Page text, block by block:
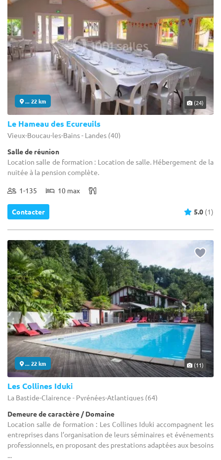
... 22 km (24)
Le Hameau des Ecureuils
Vieux-Boucau-les-Bains - Landes (40)
Salle de réunion
Location salle de formation : Location de salle. Hébergement de la
nuitée à la pension complète.
1-135 10 max
Contacter 5.0 (1)
... 22 km (11)
Les Collines Iduki
La Bastide-Clairence - Pyrénées-Atlantiques (64)
Demeure de caractère / Domaine
Location salle de formation : Les Collines Iduki accompagnent les
entreprises dans l’organisation de leurs séminaires et événements
professionnels, en proposant des prestations adaptées aux besoins
...